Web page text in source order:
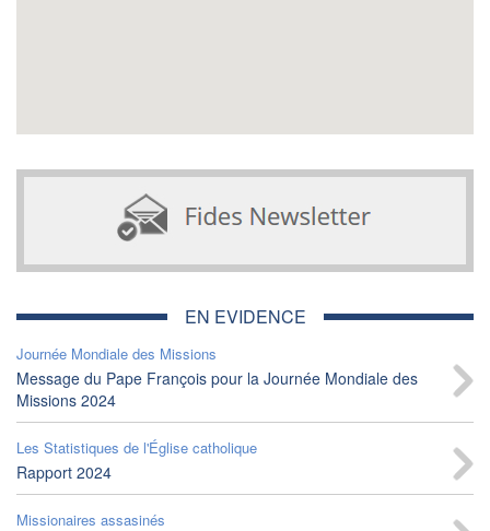
EN EVIDENCE
Journée Mondiale des Missions
Message du Pape François pour la Journée Mondiale des
Missions 2024
Les Statistiques de l'Église catholique
Rapport 2024
Missionaires assasinés